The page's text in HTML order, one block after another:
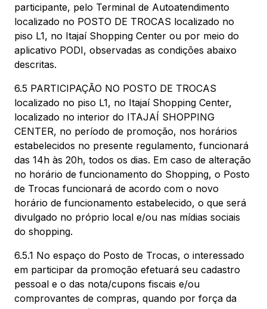
participante, pelo Terminal de Autoatendimento
localizado no POSTO DE TROCAS localizado no
piso L1, no Itajaí Shopping Center ou por meio do
aplicativo PODI, observadas as condições abaixo
descritas.
6.5 PARTICIPAÇÃO NO POSTO DE TROCAS
localizado no piso L1, no Itajaí Shopping Center,
localizado no interior do ITAJAÍ SHOPPING
CENTER, no período de promoção, nos horários
estabelecidos no presente regulamento, funcionará
das 14h às 20h, todos os dias. Em caso de alteração
no horário de funcionamento do Shopping, o Posto
de Trocas funcionará de acordo com o novo
horário de funcionamento estabelecido, o que será
divulgado no próprio local e/ou nas mídias sociais
do shopping.
6.5.1 No espaço do Posto de Trocas, o interessado
em participar da promoção efetuará seu cadastro
pessoal e o das nota/cupons fiscais e/ou
comprovantes de compras, quando por força da